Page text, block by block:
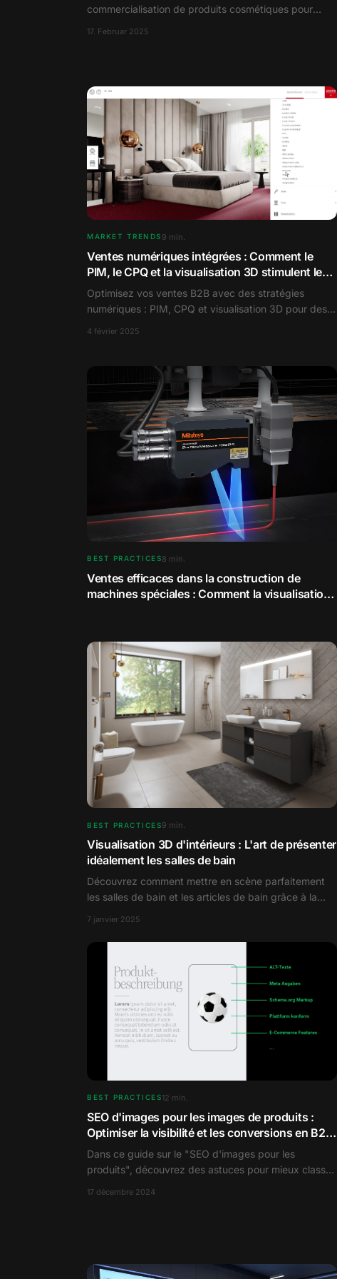
commercialisation de produits cosmétiques pour
17. Februar 2025
MARKET TRENDS 9 min.
Ventes numériques intégrées : Comment le
PIM, le CPQ et la visualisation 3D stimulent le
succès B2B
Optimisez vos ventes B2B avec des stratégies
numériques : PIM, CPQ et visualisation 3D pour des
4 février 2025
BEST PRACTICES8 min.
Ventes efficaces dans la construction de
machines spéciales : Comment la visualisation
BEST PRACTICES9 min.
Visualisation 3D d'intérieurs : L'art de présenter
idéalement les salles de bain
Découvrez comment mettre en scène parfaitement
les salles de bain et les articles de bain grâce à la
7 janvier 2025
BEST PRACTICES12 min.
SEO d'images pour les images de produits :
Optimiser la visibilité et les conversions en B2B
et B2C
Dans ce guide sur le "SEO d'images pour les
produits", découvrez des astuces pour mieux classer
17 décembre 2024